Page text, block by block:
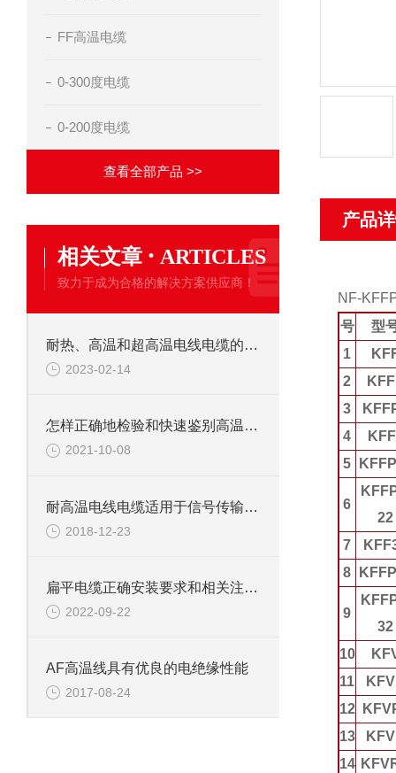
FF高温电缆
0-300度电缆
0-200度电缆
查看全部产品 >>
相关文章 · ARTICLES
致力于成为合格的解决方案供应商！
耐热、高温和超高温电线电缆的特性和用途
2023-02-14
怎样正确地检验和快速鉴别高温电线电缆的真实性
2021-10-08
耐高温电线电缆适用于信号传输低损耗的电器设备
2018-12-23
扁平电缆正确安装要求和相关注意事项有那些?
2022-09-22
AF高温线具有优良的电绝缘性能
2017-08-24
产品
NF-
号
型
1
2
3
4
5
6
22
7
8
9
32
10
11
12
13
14